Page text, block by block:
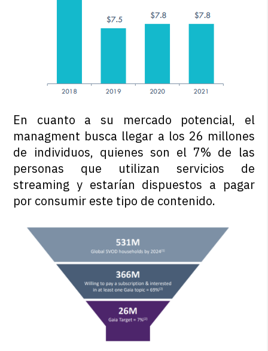
En cuanto a su mercado potencial, el
managment busca llegar a los 26 millones
de individuos, quienes son el 7% de las
personas que utilizan servicios de
streaming y estarían dispuestos a pagar
por consumir este tipo de contenido.